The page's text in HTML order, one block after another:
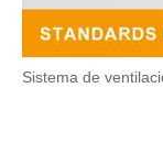
Sistema de